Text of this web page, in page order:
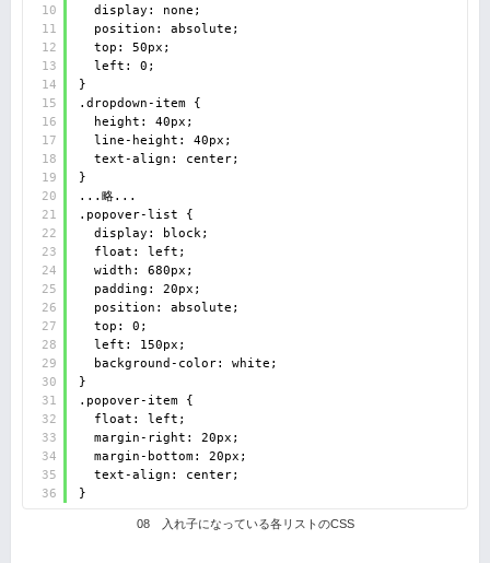
10
11
12
13
14
15
16
17
18
19
20
21
22
23
24
25
26
27
28
29
30
31
32
33
34
35
36
display: none;
position: absolute;
top: 50px;
left: 0;
}
.dropdown-item {
height: 40px;
line-height: 40px;
text-align: center;
}
...略...
.popover-list {
display: block;
float: left;
width: 680px;
padding: 20px;
position: absolute;
top: 0;
left: 150px;
background-color: white;
}
.popover-item {
float: left;
margin-right: 20px;
margin-bottom: 20px;
text-align: center;
}
08 入れ子になっている各リストのCSS